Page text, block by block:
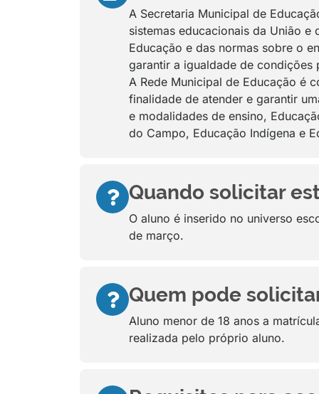
A Secretaria Municipal de
sistemas educacionais da União
Educação e das normas sobre o
garantir a igualdade de condições
A Rede Municipal de Educação é
finalidade de atender e garantir
e modalidades de ensino,
do Campo, Educação Indígena e
Quando solicitar
O aluno é inserido no universo
de março.
Quem pode
Aluno menor de 18 anos a
realizada pelo próprio aluno.